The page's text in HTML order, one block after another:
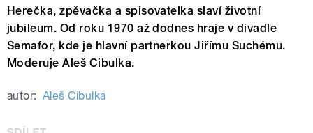
Herečka, zpěvačka a spisovatelka slaví životní
jubileum. Od roku 1970 až dodnes hraje v divadle
Semafor, kde je hlavní partnerkou Jiřímu Suchému.
Moderuje Aleš Cibulka.
autor: Aleš Cibulka